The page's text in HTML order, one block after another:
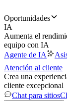
Oportunidades
IA
Aumenta el
equipo con IA
Agente de IA
Atención al cliente
Crea una
cliente excepcional
Chat para sitios